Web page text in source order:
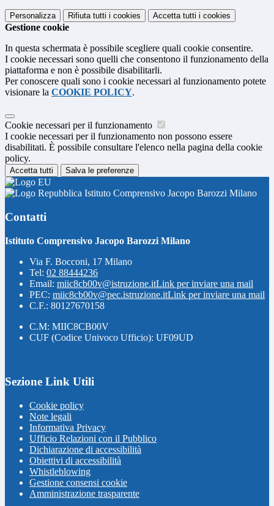
Personalizza Rifiuta tutti i cookies Accetta tutti i cookies
Gestione cookie
In questa schermata è possibile scegliere quali cookie consentire.
I cookie necessari sono quelli che consentono il funzionamento della
piattaforma e non è possibile disabilitarli.
Per conoscere quali sono i cookie necessari al funzionamento potete
visionare la COOKIE POLICY.
Cookie necessari per il funzionamento
I cookie necessari per il funzionamento non possono essere
disabilitati. È possibile consultare l'elenco nella pagina della cookie
policy.
Accetta tutti Salva le preferenze
Istituto Comprensivo Jacopo Barozzi Milano
Contatti
Istituto Comprensivo Jacopo Barozzi Milano
Via F. Bocconi, 17 Milano
Tel: 02 88444236
Email: miic8cb00v@istruzione.itLink per inviare una mail
PEC: miic8cb00v@pec.istruzione.itLink per inviare una mail
C.F.: 80127670158
C.M: MIIC8CB00V
CUF (Codice Univoco Ufficio): UF09UD
Sezione Link Utili
Cookie policy
Note legali
Informativa Privacy
Ufficio Relazioni con il Pubblico
Dichiarazione di accessibilità
Obiettivi di accessibilità
Whistleblowing
Gestione consensi cookie
Amministrazione trasparente